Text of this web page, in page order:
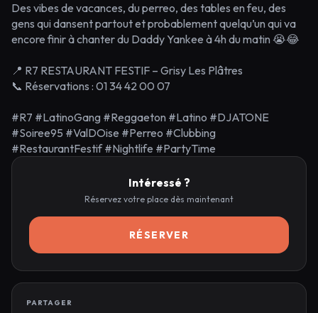
Des vibes de vacances, du perreo, des tables en feu, des
gens qui dansent partout et probablement quelqu’un qui va
encore finir à chanter du Daddy Yankee à 4h du matin 😭😂
📍 R7 RESTAURANT FESTIF – Grisy Les Plâtres
📞 Réservations : 01 34 42 00 07
#R7 #LatinoGang #Reggaeton #Latino #DJATONE
#Soiree95 #ValDOise #Perreo #Clubbing
#RestaurantFestif #Nightlife #PartyTime
Intéressé ?
Réservez votre place dès maintenant
RÉSERVER
PARTAGER